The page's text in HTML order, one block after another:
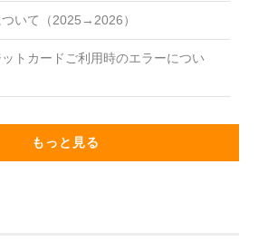
いて（2025→2026）
ットカードご利用時のエラーについ
もっと見る